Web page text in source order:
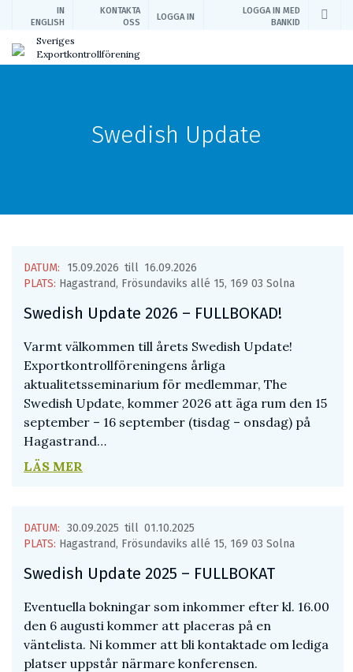
IN
ENGLISH
KONTAKTA
OSS
LOGGA IN
LOGGA IN MED
BANKID
Sveriges
Exportkontrollförening
Swedish Update
DATUM: 15.09.2026 till 16.09.2026
PLATS: Hagastrand, Frösundaviks allé 15, 169 03 Solna
Swedish Update 2026 – FULLBOKAD!
Varmt välkommen till årets Swedish Update!
Exportkontrollföreningens årliga
aktualitetsseminarium för medlemmar, The
Swedish Update, kommer 2026 att äga rum den 15
september – 16 september (tisdag – onsdag) på
Hagastrand…
LÄS MER
DATUM: 30.09.2025 till 01.10.2025
PLATS: Hagastrand, Frösundaviks allé 15, 169 03 Solna
Swedish Update 2025 – FULLBOKAT
Eventuella bokningar som inkommer efter kl. 16.00
den 6 augusti kommer att placeras på en
väntelista. Ni kommer att bli kontaktade om lediga
platser uppstår närmare konferensen.